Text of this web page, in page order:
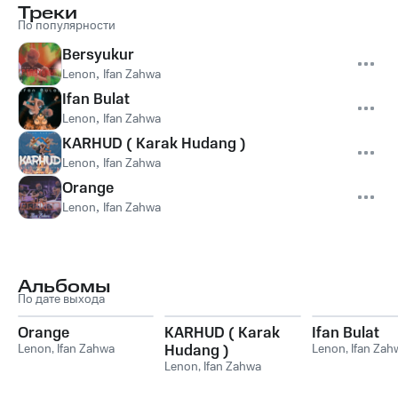
Треки
По популярности
Bersyukur
Lenon, Ifan Zahwa
Ifan Bulat
Lenon, Ifan Zahwa
KARHUD ( Karak Hudang )
Lenon, Ifan Zahwa
Orange
Lenon, Ifan Zahwa
Альбомы
По дате выхода
Orange
Lenon, Ifan Zahwa
KARHUD ( Karak
Hudang )
Lenon, Ifan Zahwa
Ifan Bulat
Lenon, Ifan